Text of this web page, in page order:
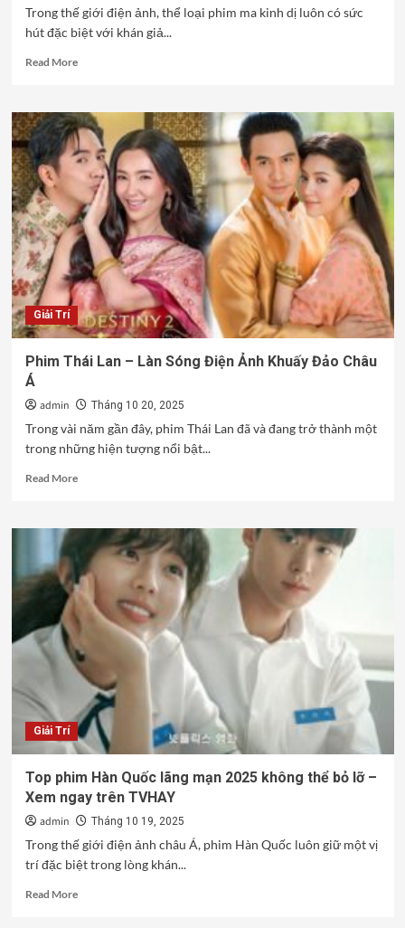
Trong thế giới điện ảnh, thể loại phim ma kinh dị luôn có sức
hút đặc biệt với khán giả...
Read MoreRead
Phim
Ma
Kinh
Dị
–
Giật
Gân
Đến
Nghẹt
Thở
Tại
MotPhimChill
Giải Trí
Phim Thái Lan – Làn Sóng Điện Ảnh Khuấy Đảo Châu
Á
admin Tháng 10 20, 2025
Trong vài năm gần đây, phim Thái Lan đã và đang trở thành một
trong những hiện tượng nổi bật...
Read MoreRead
Phim
Lan
–
Làn
Sóng
Ảnh
Khuấy
Đảo
Châu
Á
Giải Trí
Top phim Hàn Quốc lãng mạn 2025 không thể bỏ lỡ –
Xem ngay trên TVHAY
admin Tháng 10 19, 2025
Trong thế giới điện ảnh châu Á, phim Hàn Quốc luôn giữ một vị
trí đặc biệt trong lòng khán...
Read MoreRead